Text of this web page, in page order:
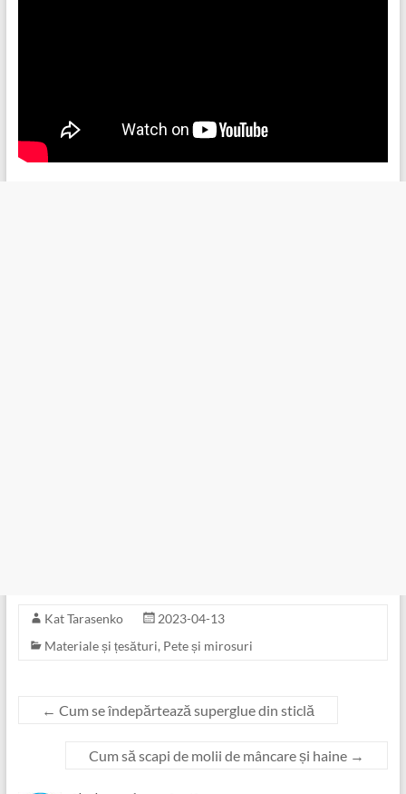
Kat Tarasenko
2023-04-13
Materiale și țesături, Pete și mirosuri
← Cum se îndepărtează superglue din sticlă
Cum să scapi de molii de mâncare și haine →